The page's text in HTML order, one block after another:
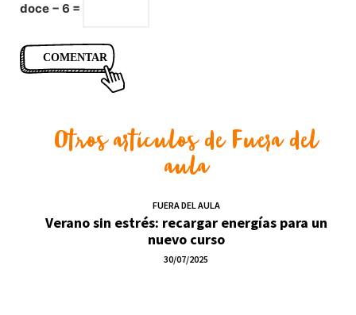
doce − 6 =
Otros artículos deFuera del
aula
FUERA DEL AULA
Verano sin estrés: recargar energías para un
nuevo curso
30/07/2025